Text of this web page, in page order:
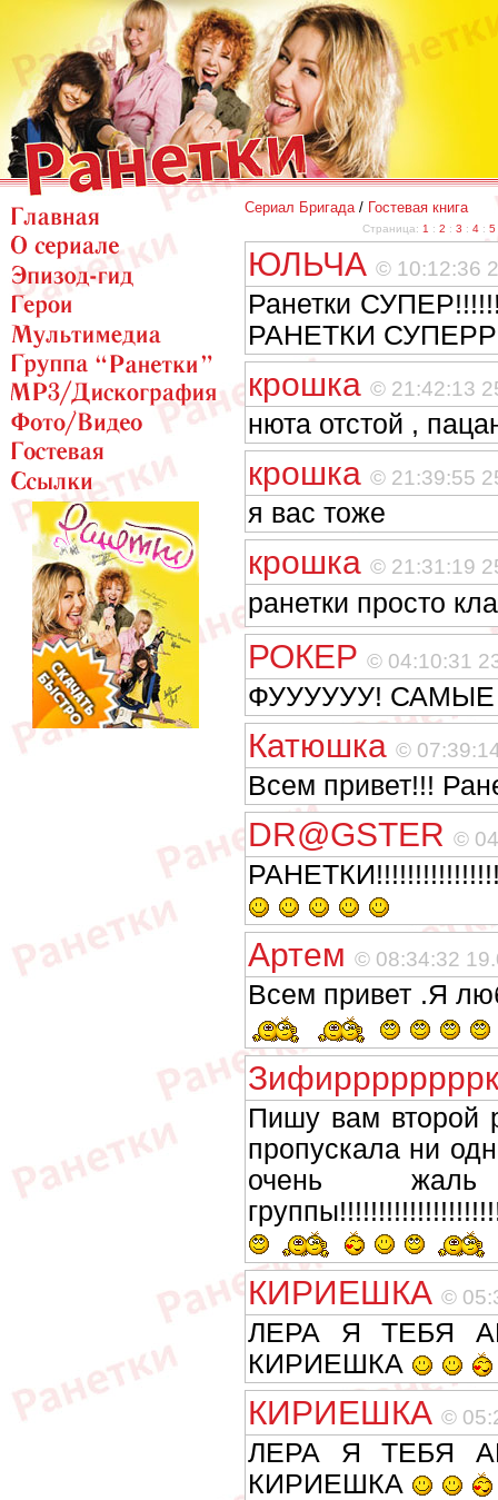
Сериал Бригада/ Гостевая книга
Страница: 1 : 2 : 3 : 4: 5
ЮЛЬЧА © 10:12:36
Ранетки
РАНЕТКИ
крошка © 21:42:13
нюта отстой ,
крошка © 21:39:55
я вас тоже
крошка © 21:31:19
ранетки просто
РОКЕР © 04:10:31
ФУУУУУУ!
Катюшка ©
Всем привет!!!
DR@GSTER ©
Артем © 08:34:32
Всем привет .Я
Пишу вам второй
пропускала ни
очень
КИРИЕШКА ©
ЛЕРА Я ТЕБЯ
КИРИЕШКА
КИРИЕШКА ©
ЛЕРА Я ТЕБЯ
КИРИЕШКА